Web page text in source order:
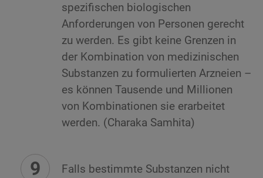
spezifischen biologischen
Anforderungen von Personen gerecht
zu werden. Es gibt keine Grenzen in
der Kombination von medizinischen
Substanzen zu formulierten Arzneien –
es können Tausende und Millionen
von Kombinationen sie erarbeitet
werden. (Charaka Samhita)
Falls bestimmte Substanzen nicht